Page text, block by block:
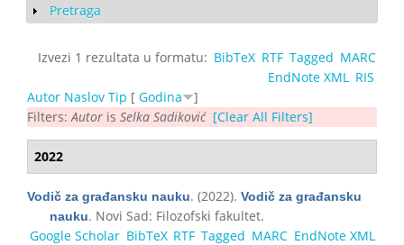
Show
Pretraga
Izvezi 1 rezultata u formatu: BibTeX RTF Tagged MARC
EndNote XML
RIS
Autor Naslov Tip [ Godina
]
Filters: Autor is Selka Sadiković [Clear All Filters]
2022
Vodič za građansku nauku. (2022). Vodič za građansku
nauku. Novi Sad: Filozofski fakultet.
Google Scholar BibTeX RTF Tagged MARC EndNote XML